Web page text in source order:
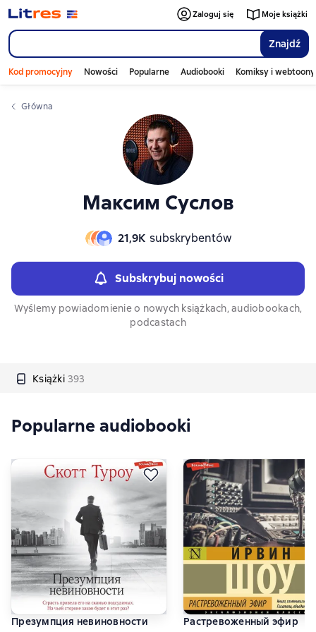
Znajdź
Zaloguj się Moje książki
Kod promocyjny Nowości Popularne Audiobooki Komiksy i webtoony
Główna
Максим Суслов
21,9К subskrybentów
Subskrybuj nowości
Wyślemy powiadomienie o nowych książkach, audiobookach,
podcastach
Książki 393
Слайдер с книгами
Popularne audiobooki
Презумпция невиновности
Растревоженный эфир